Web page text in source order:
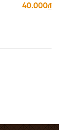
40.000₫